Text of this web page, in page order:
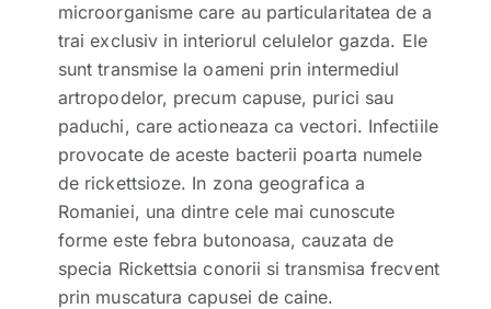
microorganisme care au particularitatea de a
trai exclusiv in interiorul celulelor gazda. Ele
sunt transmise la oameni prin intermediul
artropodelor, precum capuse, purici sau
paduchi, care actioneaza ca vectori. Infectiile
provocate de aceste bacterii poarta numele
de rickettsioze. In zona geografica a
Romaniei, una dintre cele mai cunoscute
forme este febra butonoasa, cauzata de
specia Rickettsia conorii si transmisa frecvent
prin muscatura capusei de caine.